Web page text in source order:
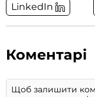
LinkedIn
Коментарі